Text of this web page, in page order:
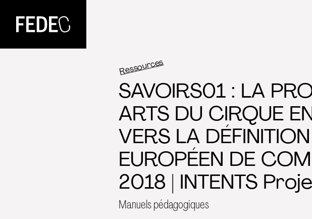
FEDEC
Ressources
SAVOIRS01 : LA
ARTS DU CIRQUE
VERS LA
EUROPÉEN DE
2018 | INTENTS
Manuels pédagogiques